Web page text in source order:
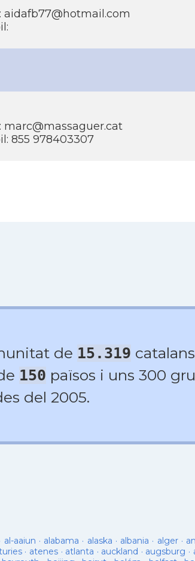
aidafb77@hotmail.com
marc@massaguer.cat
855 978403307
de 15.319
150 països i uns 300
del 2005.
al-aaiun · alabama · alaska · albania · alger·
· atenes · atlanta · auckland · augsburg ·